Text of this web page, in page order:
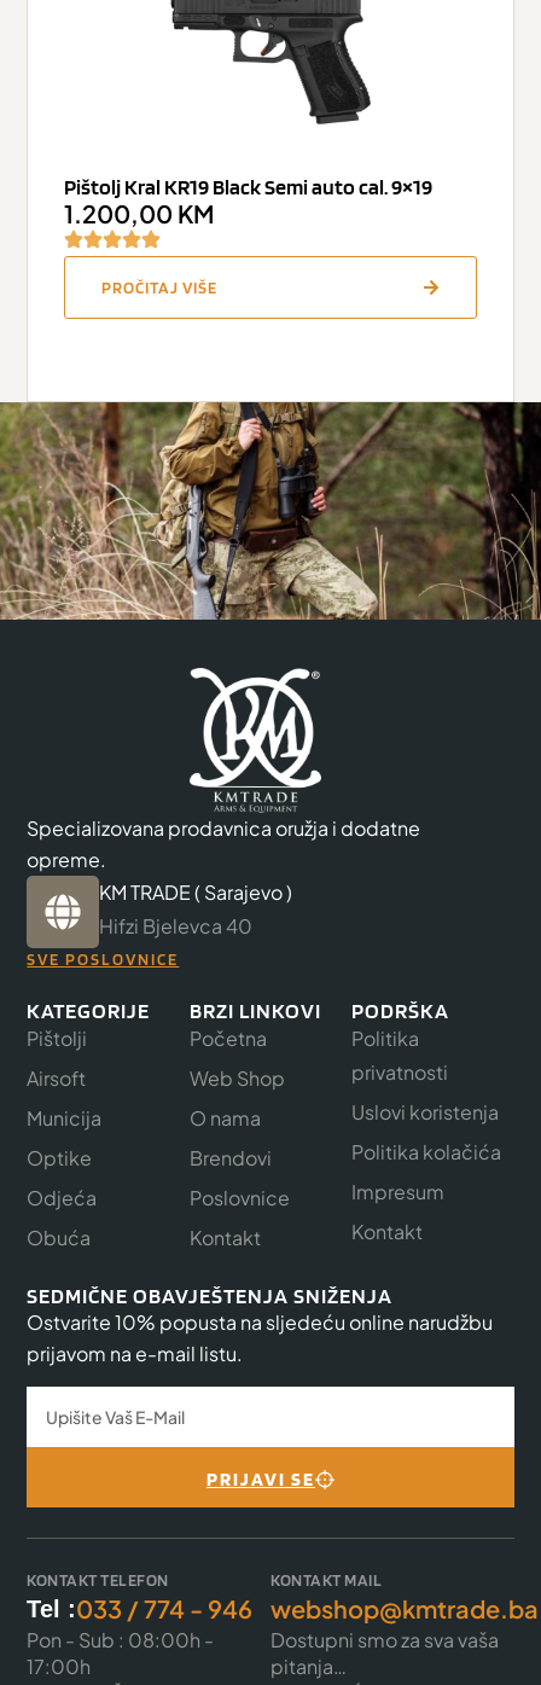
Pištolj Kral KR19 Black Semi auto cal. 9×19
1.200,00 KM
PROČITAJ VIŠE
Specializovana prodavnica oružja i dodatne
opreme.
KM TRADE ( Sarajevo )
Hifzi Bjelevca 40
SVE POSLOVNICE
KATEGORIJE
Pištolji
Airsoft
Municija
Optike
Odjeća
Obuća
BRZI LINKOVI
Početna
Web Shop
O nama
Brendovi
Poslovnice
Kontakt
PODRŠKA
Politika
privatnosti
Uslovi koristenja
Politika kolačića
Impresum
Kontakt
SEDMIČNE OBAVJEŠTENJA SNIŽENJA
Ostvarite 10% popusta na sljedeću online narudžbu
prijavom na e-mail listu.
PRIJAVI SE
KONTAKT TELEFON
Tel :033 / 774 - 946
Pon - Sub : 08:00h -
17:00h
KONTAKT MAIL
webshop@kmtrade.ba
Dostupni smo za sva vaša
pitanja…